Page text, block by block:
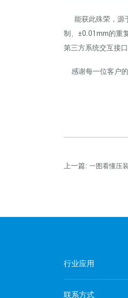
能获此殊荣，源于
制、±0.01mm的重
第三方系统交互接
感谢每一位客户的
上一篇: 一图看懂压
行业应用
联系方式